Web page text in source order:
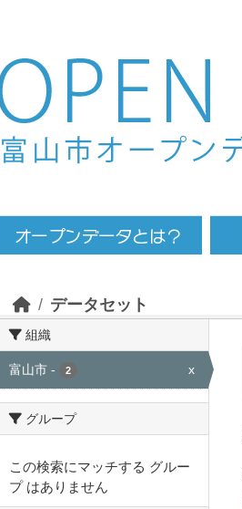
Skip to main content
データセット
組織
富山市 - 2 x
グループ
この検索にマッチする グルー
プ はありません